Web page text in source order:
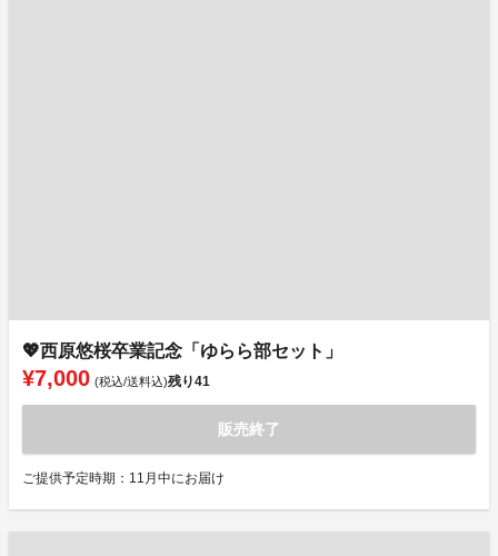
💖西原悠桜卒業記念「ゆらら部セット」
¥7,000 (税込/送料込)残り41
販売終了
ご提供予定時期：11月中にお届け